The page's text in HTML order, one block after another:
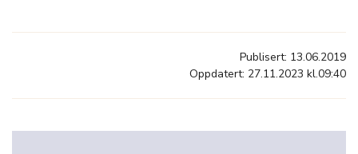
Publisert: 13.06.2019
Oppdatert: 27.11.2023 kl.09:40